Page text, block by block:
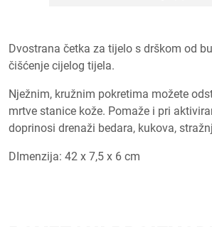
Dvostrana četka za tijelo s drškom od
čišćenje cijelog tijela.
Nježnim, kružnim pokretima možete
mrtve stanice kože. Pomaže i pri
doprinosi drenaži bedara, kukova,
DImenzija: 42 x 7,5 x 6 cm